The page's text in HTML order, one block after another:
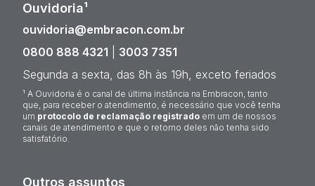
Ouvidoria¹
ouvidoria@embracon.com.br
0800 888 4321
3003 7351
Segunda a sexta, das 8h às 19h, exceto feriados
¹ A Ouvidoria é o canal de última instância na Embracon, tanto
que, para receber o atendimento, é necessário que você tenha
um protocolo de reclamação registrado em um de nossos
canais de atendimento e que o retorno deles não tenha sido
satisfatório.
Outros assuntos